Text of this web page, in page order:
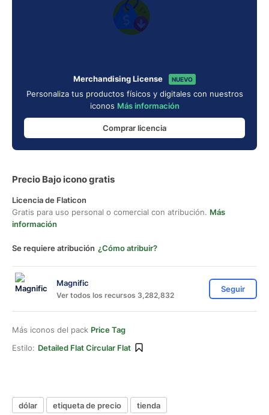
Merchandising License NUEVO
Personaliza tus productos físicos y digitales con nuestros
iconos Más información
Comprar licencia
Precio Bajo icono gratis
Licencia de Flaticon
Gratis para uso personal o comercial con atribución. Más
información
Se requiere atribución ¿Cómo atribuir?
Magnific
Ver todos los recursos 3,282,832
Seguir
Más iconos del pack Price Tag
Estilo: Detailed Flat Circular Flat
dólar etiqueta de precio
tienda